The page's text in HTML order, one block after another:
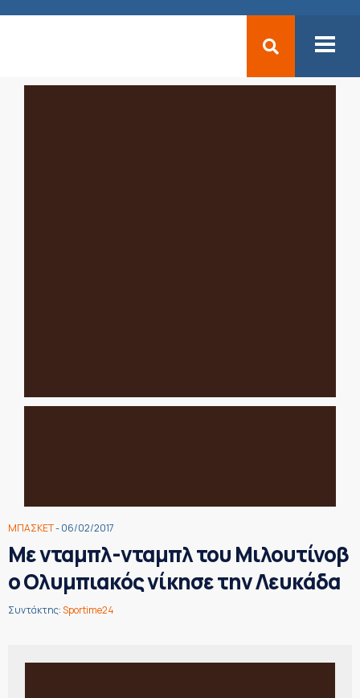
ΜΠΑΣΚΕΤ- 06/02/2017
Με νταμπλ-νταμπλ του Μιλουτίνοβ
ο Ολυμπιακός νίκησε την Λευκάδα
Συντάκτης:Sportime24